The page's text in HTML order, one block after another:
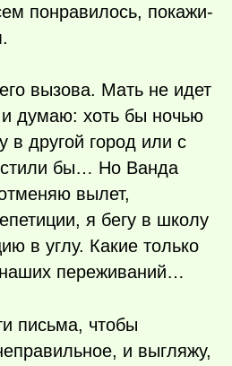
понравилось, покажи-
вызова. Мать не идет
думаю: хоть бы ночью
в другой город или с
бы… Но Ванда
вылет,
я бегу в школу
в углу. Какие только
переживаний…
письма, чтобы
и выгляжу,